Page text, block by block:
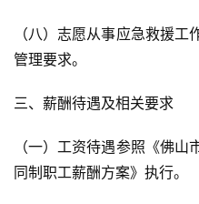
（八）志愿从事应急救援
管理要求。
三、薪酬待遇及相关要求
（一）工资待遇参照《佛
同制职工薪酬方案》执行。